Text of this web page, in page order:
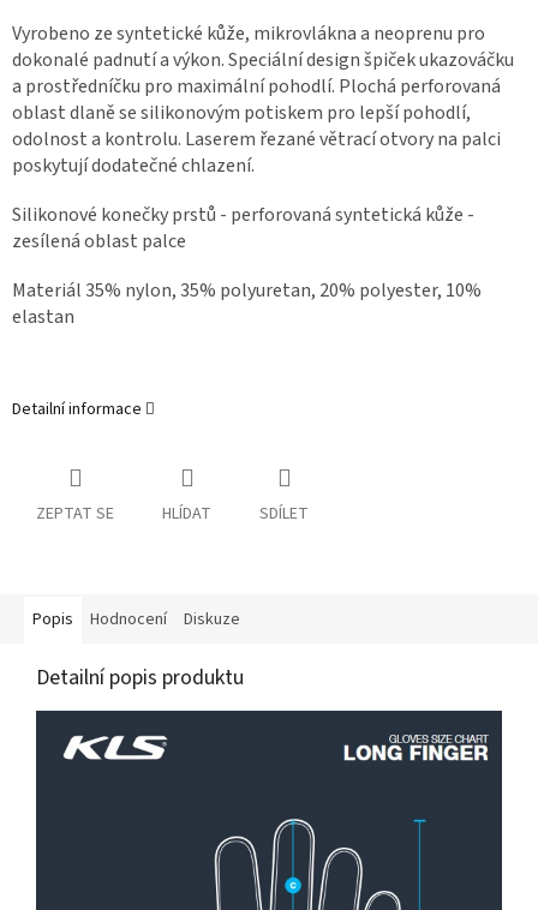
Vyrobeno ze syntetické kůže, mikrovlákna a neoprenu pro
dokonalé padnutí a výkon. Speciální design špiček ukazováčku
a prostředníčku pro maximální pohodlí. Plochá perforovaná
oblast dlaně se silikonovým potiskem pro lepší pohodlí,
odolnost a kontrolu. Laserem řezané větrací otvory na palci
poskytují dodatečné chlazení.
Silikonové konečky prstů - perforovaná syntetická kůže -
zesílená oblast palce
Materiál 35% nylon, 35% polyuretan, 20% polyester, 10%
elastan
Detailní informace
ZEPTAT SE HLÍDAT SDÍLET
Popis Hodnocení Diskuze
Detailní popis produktu